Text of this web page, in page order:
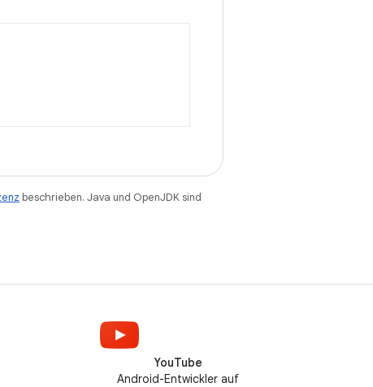
beschrieben. Java und OpenJDK sind
YouTube
Android-Entwickler auf